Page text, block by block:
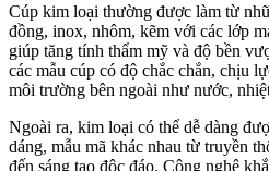
Cúp kim loại thường được làm từ
đồng, inox, nhôm, kẽm với các lớp
giúp tăng tính thẩm mỹ và độ bền
các mẫu cúp có độ chắc chắn, chịu
môi trường bên ngoài như nước,
Ngoài ra, kim loại có thể dễ dàng
dáng, mẫu mã khác nhau từ truyền
đến sáng tạo độc đáo. Công nghệ